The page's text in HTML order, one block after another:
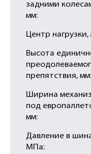
задними
мм:
Центр нагрузки,
Высота
препятствия, мм:
Ширина
под
мм:
Давление в
МПа: